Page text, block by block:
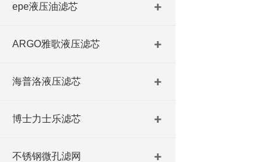
epe液压油滤芯
ARGO雅歌液压滤芯
海普洛液压滤芯
博士力士乐滤芯
不锈钢微孔滤网